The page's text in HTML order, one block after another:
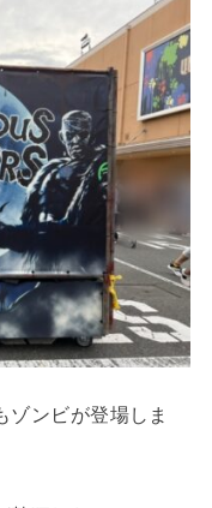
ゾンビが登場しま